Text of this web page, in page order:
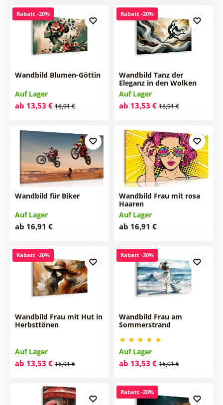
Rabatt -20%
Wandbild Blumen-Göttin
Auf Lager
ab 13,53 € 16,91 €
Rabatt -20%
Wandbild Tanz der
Eleganz in den Wolken
Auf Lager
ab 13,53 € 16,91 €
Wandbild für Biker
Auf Lager
ab 16,91 €
Wandbild Frau mit rosa
Haaren
Auf Lager
ab 16,91 €
Rabatt -20%
Wandbild Frau mit Hut in
Herbsttönen
Auf Lager
ab 13,53 € 16,91 €
Rabatt -20%
Wandbild Frau am
Sommerstrand
Auf Lager
ab 13,53 € 16,91 €
Rabatt -20%